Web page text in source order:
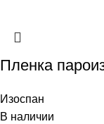
Пленка
Изоспан
В наличии